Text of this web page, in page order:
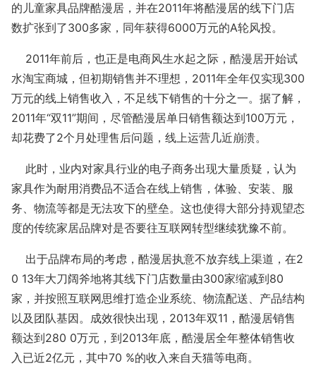
的儿童家具品牌酷漫居，并在2011年将酷漫居的线下门店
数扩张到了300多家，同年获得6000万元的A轮风投。
2011年前后，也正是电商风生水起之际，酷漫居开始试
水淘宝商城，但初期销售并不理想，2011年全年仅实现300
万元的线上销售收入，不足线下销售的十分之一。据了解，
2011年“双11”期间，尽管酷漫居单日销售额达到100万元，
却花费了2个月处理售后问题，线上运营几近崩溃。
此时，业内对家具行业的电子商务出现大量质疑，认为
家具作为耐用消费品不适合在线上销售，体验、安装、服
务、物流等都是无法攻下的壁垒。这也使得大部分持观望态
度的传统家居品牌对是否要往互联网转型继续犹豫不前。
出于品牌布局的考虑，酷漫居执意不放弃线上渠道，在2
0 13年大刀阔斧地将其线下门店数量由300家缩减到80
家，并按照互联网思维打造企业系统、物流配送、产品结构
以及团队基因。成效很快出现，2013年双11，酷漫居销售
额达到280 0万元，到2013年底，酷漫居全年整体销售收
入已近2亿元，其中70 %的收入来自天猫等电商。